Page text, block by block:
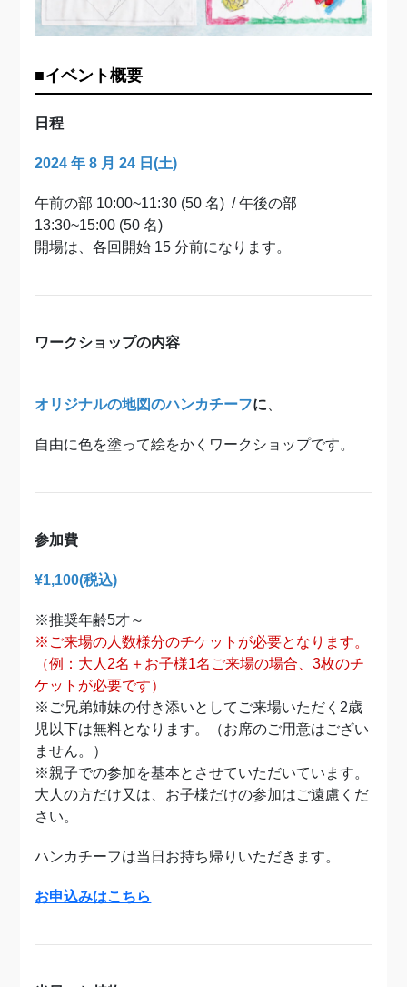
■イベント概要
日程
2024 年 8 月 24 日(土)
午前の部 10:00~11:30 (50 名) / 午後の部
13:30~15:00 (50 名)
開場は、各回開始 15 分前になります。
ワークショップの内容
オリジナルの地図のハンカチーフに
自由に色を塗って絵をかくワークショップです。
参加費
¥1,100(税込)
※推奨年齢5才～
※ご来場の人数様分のチケットが必要となります。
（例：大人2名＋お子様1名ご来場の場合、3枚のチ
ケットが必要です）
※ご兄弟姉妹の付き添いとしてご来場いただく2歳
児以下は無料となります。（お席のご用意はござい
ません。）
※親子での参加を基本とさせていただいています。
大人の方だけ又は、お子様だけの参加はご遠慮くだ
さい。
ハンカチーフは当日お持ち帰りいただきます。
お申込みはこちら